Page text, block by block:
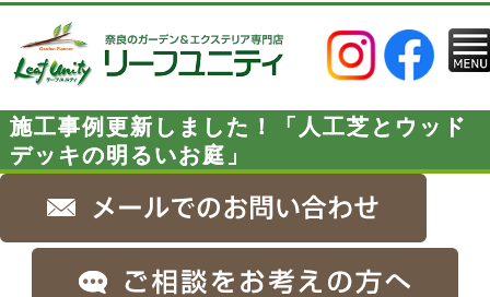
施工事例更新しました！「人工芝とウッド
デッキの明るいお庭」